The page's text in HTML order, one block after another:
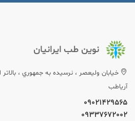
نوین طب ایرانیان
خيابان وليعصر ، نرسيده به جمهوري ،
آریاطب
09021429565
09337672002